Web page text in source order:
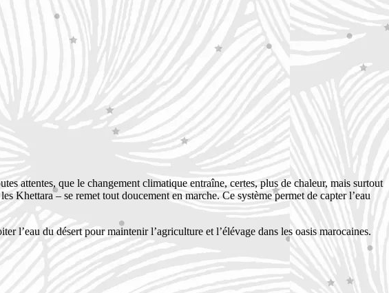
attentes, que le changement climatique entraîne, certes, plus de chaleur, mais surtout
les Khettara – se remet tout doucement en marche. Ce système permet de capter l’eau
l’eau du désert pour maintenir l’agriculture et l’élévage dans les oasis marocaines.